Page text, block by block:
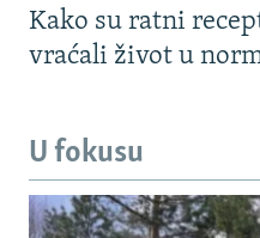
Kako su ratni
vraćali život u
U fokusu